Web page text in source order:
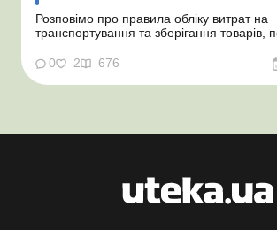
Розповімо про правила обліку витрат на
транспортування та зберігання товарів,
нормативне обґрунтування. Проблемні
податкові ризики та судова практика
цьому питанні неоднозначності бути
0 2 676